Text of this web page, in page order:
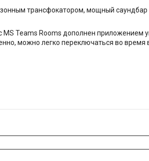
трансфокатором, мощный
Teams Rooms дополнен приложением
можно легко переключаться во время